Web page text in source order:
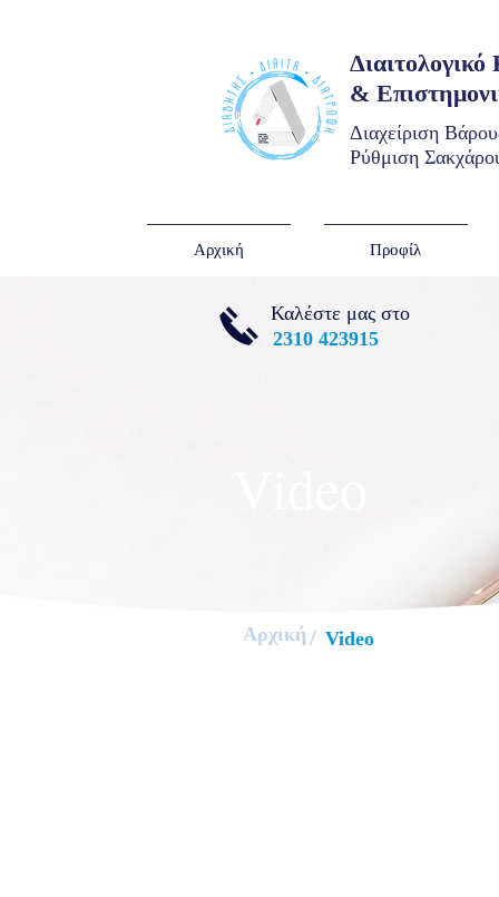
&
Διαχείριση
Ρύθμιση
Αρχική Προφίλ
Καλέστε μας στο
2310 423915
Αρχική / Video